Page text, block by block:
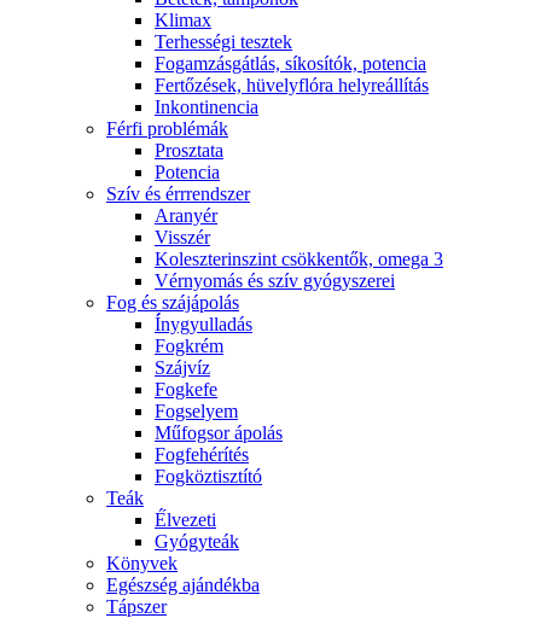
Klimax
Terhességi tesztek
Fogamzásgátlás, síkosítók, potencia
Fertőzések, hüvelyflóra helyreállítás
Inkontinencia
Férfi problémák
Prosztata
Potencia
Szív és érrrendszer
Aranyér
Visszér
Koleszterinszint csökkentők, omega 3
Vérnyomás és szív gyógyszerei
Fog és szájápolás
Í́nygyulladás
Fogkrém
Szájvíz
Fogkefe
Fogselyem
Műfogsor ápolás
Fogfehérítés
Fogköztisztító
Teák
É́lvezeti
Gyógyteák
Könyvek
Egészség ajándékba
Tápszer